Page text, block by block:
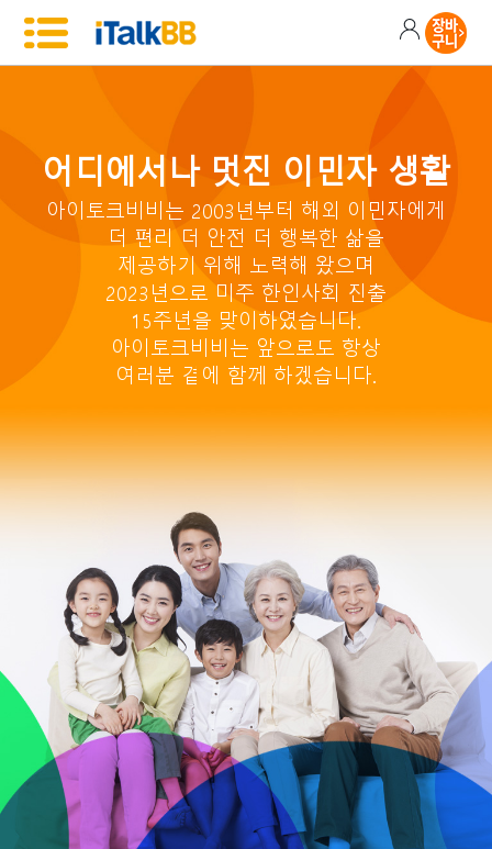
어디에서나 멋진 이민자 생활
아이토크비비는 2003년부터 해외 이민자에게
더 편리 더 안전 더 행복한 삶을
제공하기 위해 노력해 왔으며
2023년으로 미주 한인사회 진출
15주년을 맞이하였습니다.
아이토크비비는 앞으로도 항상
여러분 곁에 함께 하겠습니다.